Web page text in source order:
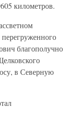
километров.
перегруженного
благополучно
в Северную